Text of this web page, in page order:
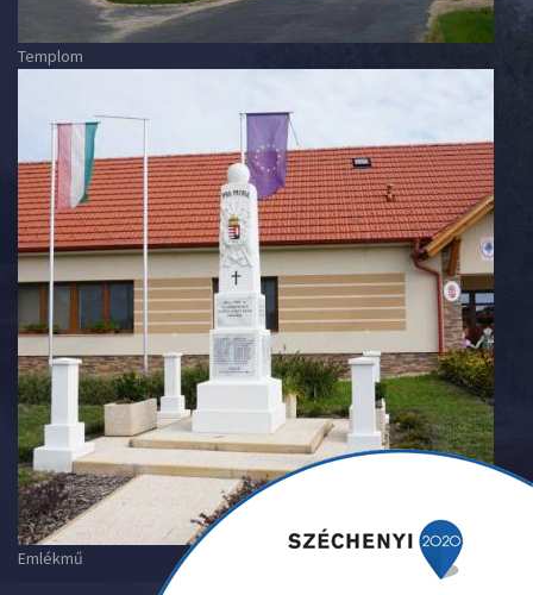
Templom
Emlékmű